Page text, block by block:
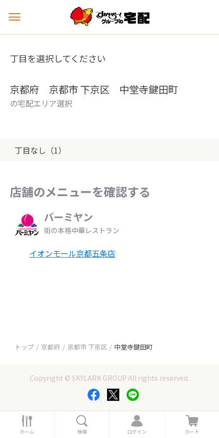
メ
ュ
を
丁目を選択してください
京都府 京都市 下京区 中堂寺鍵田町
の宅配エリア選択
丁目なし（1）
店舗のメニューを確認する
バーミヤン
街の本格中華レストラン
イオンモール京都五条店
トップ 京都府 京都市 下京区 中堂寺鍵田町
Copyright © SKYLARK GROUP All rights reserved.
ホ
ー
ホーム 索
検索
ロ
グ
ログイン
カ
ー
カート